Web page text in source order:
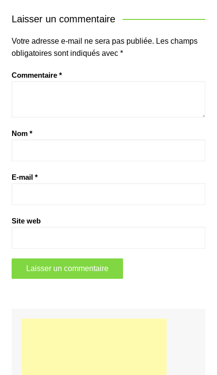
Laisser un commentaire
Votre adresse e-mail ne sera pas publiée. Les champs
obligatoires sont indiqués avec *
Commentaire *
Nom *
E-mail *
Site web